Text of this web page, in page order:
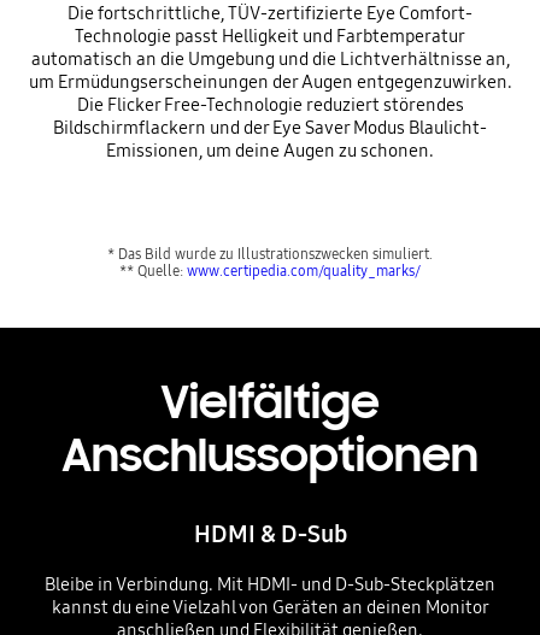
Die fortschrittliche, TÜV-zertifizierte Eye Comfort-
Technologie passt Helligkeit und Farbtemperatur
automatisch an die Umgebung und die Lichtverhältnisse an,
um Ermüdungserscheinungen der Augen entgegenzuwirken.
Die Flicker Free-Technologie reduziert störendes
Bildschirmflackern und der Eye Saver Modus Blaulicht-
Emissionen, um deine Augen zu schonen.
* Das Bild wurde zu Illustrationszwecken simuliert.
** Quelle: www.certipedia.com/quality_marks/
Vielfältige
Anschlussoptionen
HDMI & D-Sub
Bleibe in Verbindung. Mit HDMI- und D-Sub-Steckplätzen
kannst du eine Vielzahl von Geräten an deinen Monitor
anschließen und Flexibilität genießen.